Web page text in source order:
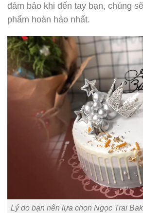
đảm bảo khi đến tay bạn, chúng
phẩm hoàn hảo nhất.
Lý do bạn nên lựa chọn Ngọc Trai